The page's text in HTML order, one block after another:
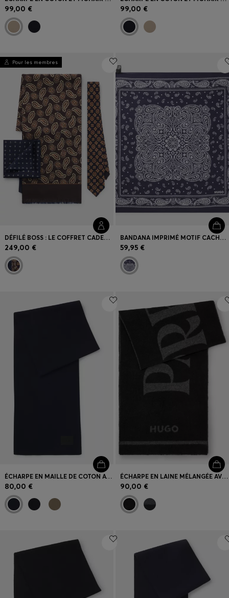
99,00 € 99,00 €
Pour les membres
DÉFILÉ BOSS : LE COFFRET CADEAU D'ACCESSOIRES EN SOIE
249,00 €
BANDANA IMPRIMÉ MOTIF CACHEMIRE MÉLANGÉ À TENEUR EN SOIE
59,95 €
ÉCHARPE EN MAILLE DE COTON AVEC LOGO EN SILICONE
80,00 €
ÉCHARPE EN LAINE MÉLANGÉE AVEC LOGOS REVISITÉS
90,00 €